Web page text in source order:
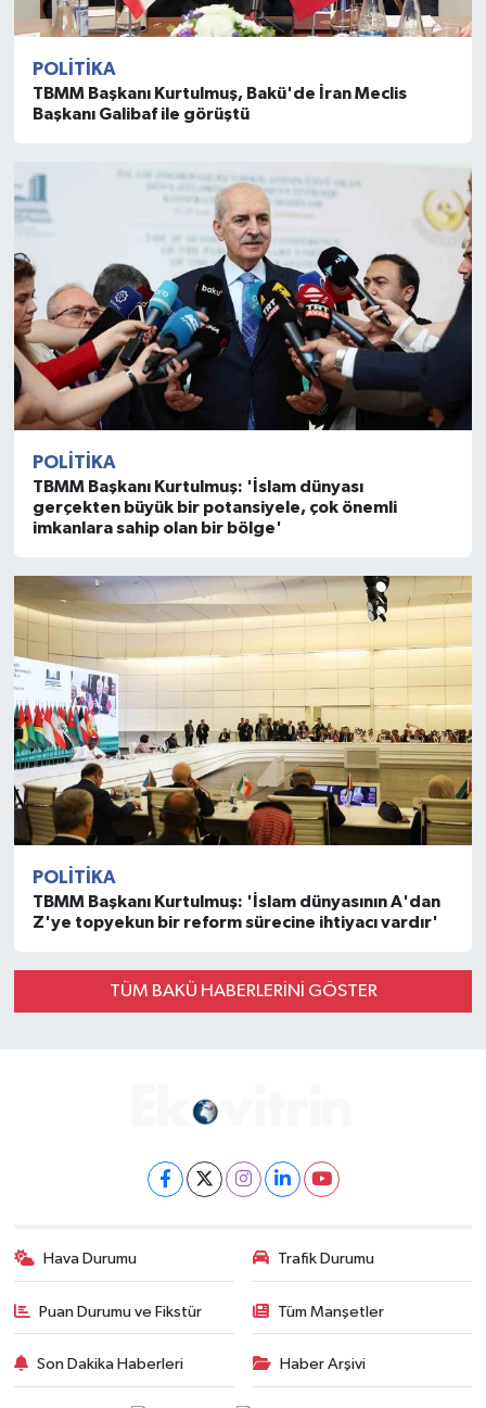
POLITIKA
TBMM Başkanı Kurtulmuş, Bakü'de İran Meclis
Başkanı Galibaf ile görüştü
POLITIKA
TBMM Başkanı Kurtulmuş: 'İslam dünyası
gerçekten büyük bir potansiyele, çok önemli
imkanlara sahip olan bir bölge'
POLITIKA
TBMM Başkanı Kurtulmuş: 'İslam dünyasının A'dan
Z'ye topyekun bir reform sürecine ihtiyacı vardır'
TÜM BAKÜ HABERLERINI GÖSTER
Hava Durumu Trafik Durumu
Puan Durumu ve Fikstür Tüm Manşetler
Son Dakika Haberleri Haber Arşivi